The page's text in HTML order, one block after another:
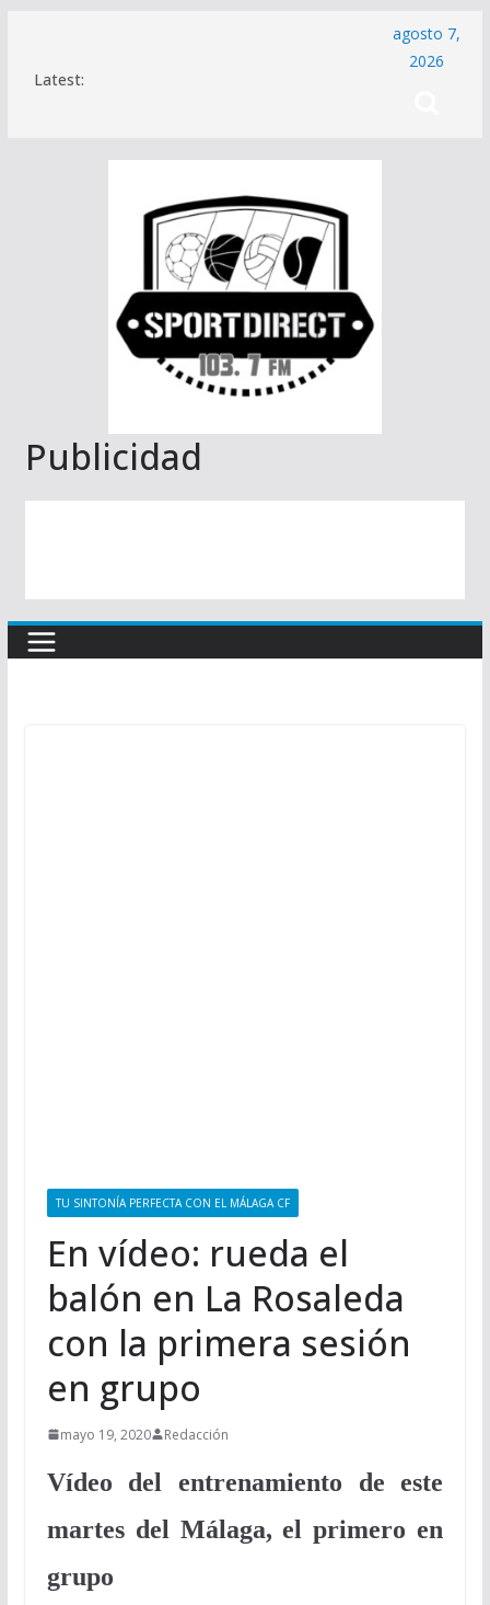
contenido
Latest:
agosto 7,
2026
Publicidad
TU SINTONÍA PERFECTA CON EL MÁLAGA CF
En vídeo: rueda el
balón en La Rosaleda
con la primera sesión
en grupo
mayo 19, 2020 Redacción
Vídeo del entrenamiento de este
martes del Málaga, el primero en
grupo